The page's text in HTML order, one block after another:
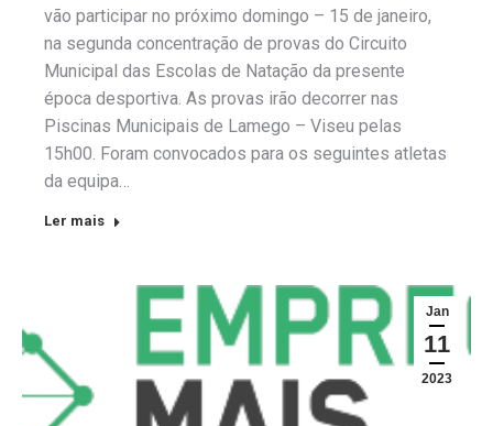
vão participar no próximo domingo – 15 de janeiro,
na segunda concentração de provas do Circuito
Municipal das Escolas de Natação da presente
época desportiva. As provas irão decorrer nas
Piscinas Municipais de Lamego – Viseu pelas
15h00. Foram convocados para os seguintes atletas
da equipa…
Ler mais
Jan
11
2023